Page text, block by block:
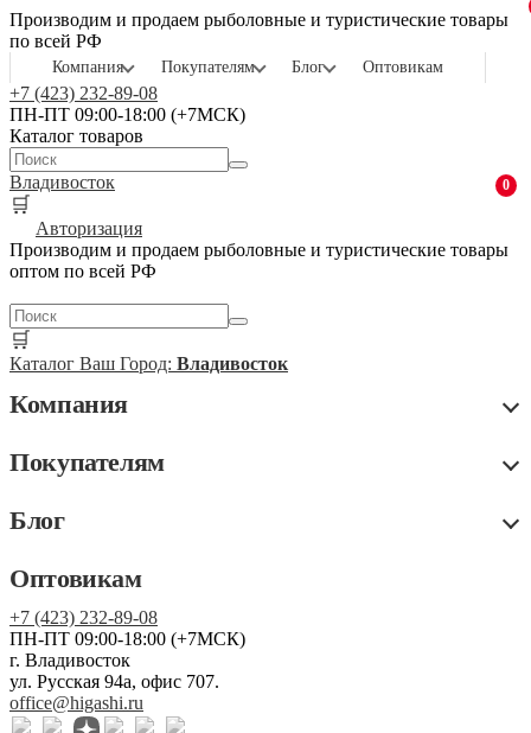
Производим и продаем рыболовные и туристические товары
по всей РФ
Компания Покупателям Блог Оптовикам
+7 (423) 232-89-08
ПН-ПТ 09:00-18:00 (+7МСК)
Каталог товаров
Владивосток
🛒
0
Авторизация
Производим и продаем рыболовные и туристические товары
оптом по всей РФ
🛒
Каталог Ваш Город: Владивосток
Компания
Покупателям
Блог
Оптовикам
+7 (423) 232-89-08
ПН-ПТ 09:00-18:00 (+7МСК)
г. Владивосток
ул. Русская 94а, офис 707.
office@higashi.ru